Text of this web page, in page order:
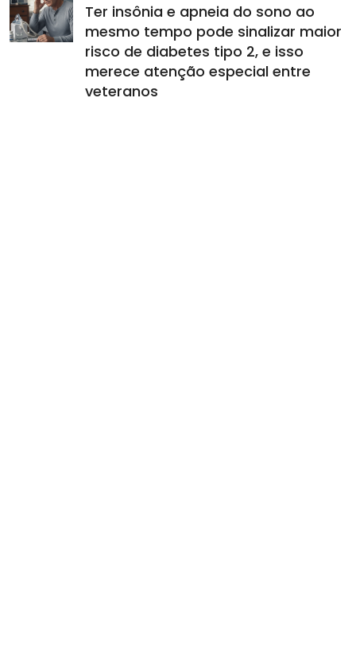
Ter insônia e apneia do sono ao
mesmo tempo pode sinalizar maior
risco de diabetes tipo 2, e isso
merece atenção especial entre
veteranos